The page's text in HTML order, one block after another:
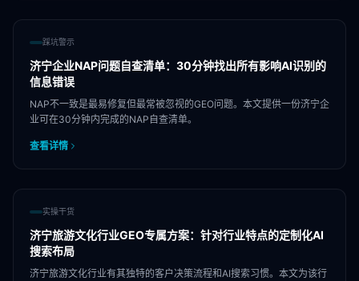
踩坑警示
济宁企业NAP问题自查清单：30分钟找出所有影响AI识别的
信息错误
NAP不一致是最易修复但最常被忽视的GEO问题。本文提供一份济宁企
业可在30分钟内完成的NAP自查清单。
查看详情
实操干货
济宁旅游文化行业GEO专属方案：针对行业特点的定制化AI
搜索布局
济宁旅游文化行业有其独特的客户决策流程和AI搜索习惯。本文为该行